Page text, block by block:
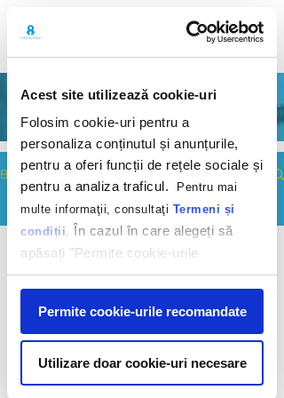
Acest site utilizează cookie-uri
Folosim cookie-uri pentru a
personaliza conținutul și anunțurile,
pentru a oferi funcții de rețele sociale și
pentru a analiza traficul.
Pentru mai
multe informaţii, consultaţi Termeni și
condiții. În cazul în care alegeți să
apăsați "Permite cookie-urile
recomandate" sunteți de acord cu
utilizarea modulelor noastre cookie.
Afişare
Permite cookie-urile recomandate
Utilizare doar cookie-uri necesare
BLOG
Blog
All Posts
Digital
Insights
2022
All Posts
©2009-2026INTERACTIONS MARKETING
SRL. All rights reserved. |Cookie policy|
Privacy policy